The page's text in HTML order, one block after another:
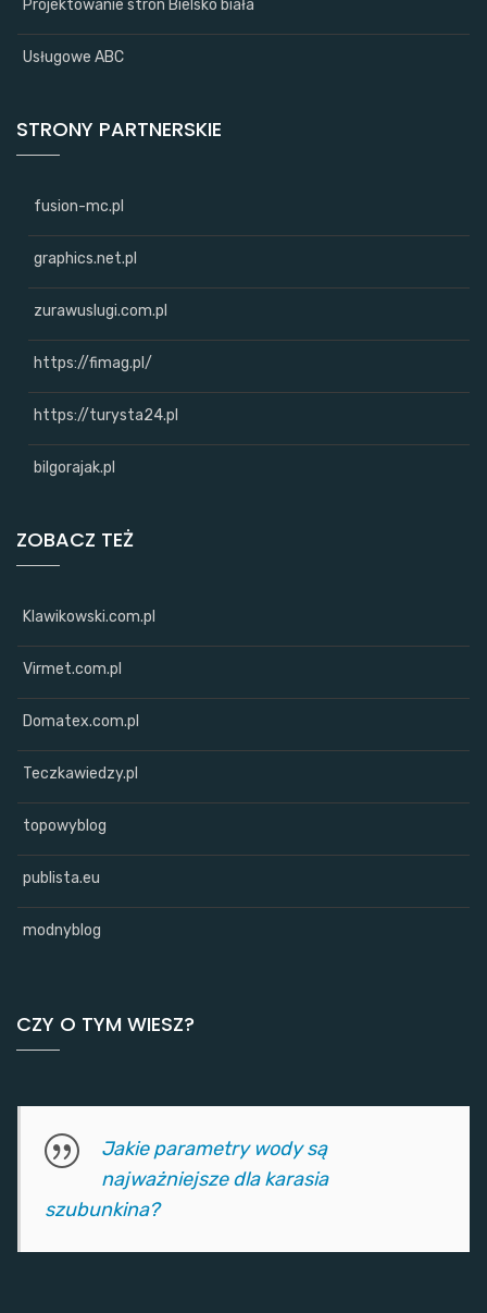
Projektowanie stron Bielsko biała
Usługowe ABC
STRONY PARTNERSKIE
fusion-mc.pl
graphics.net.pl
zurawuslugi.com.pl
https://fimag.pl/
https://turysta24.pl
bilgorajak.pl
ZOBACZ TEŻ
Klawikowski.com.pl
Virmet.com.pl
Domatex.com.pl
Teczkawiedzy.pl
topowyblog
publista.eu
modnyblog
CZY O TYM WIESZ?
Jakie parametry wody są
najważniejsze dla karasia
szubunkina?